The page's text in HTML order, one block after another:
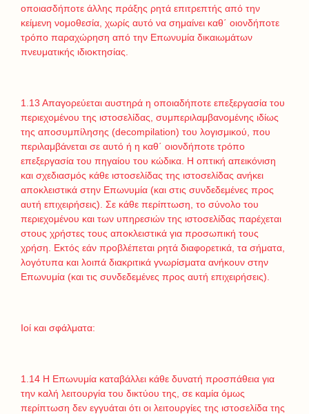
οποιασδήποτε άλλης πράξης ρητά επιτρεπτής από την
κείμενη νομοθεσία, χωρίς αυτό να σημαίνει καθ΄ οιονδήποτε
τρόπο παραχώρηση από την Επωνυμία δικαιωμάτων
πνευματικής ιδιοκτησίας.
1.13 Απαγορεύεται αυστηρά η οποιαδήποτε επεξεργασία του
περιεχομένου της ιστοσελίδας, συμπεριλαμβανομένης ιδίως
της αποσυμπίλησης (decompilation) του λογισμικού, που
περιλαμβάνεται σε αυτό ή η καθ΄ οιονδήποτε τρόπο
επεξεργασία του πηγαίου του κώδικα. Η οπτική απεικόνιση
και σχεδιασμός κάθε ιστοσελίδας της ιστοσελίδας ανήκει
αποκλειστικά στην Επωνυμία (και στις συνδεδεμένες προς
αυτή επιχειρήσεις). Σε κάθε περίπτωση, το σύνολο του
περιεχομένου και των υπηρεσιών της ιστοσελίδας παρέχεται
στους χρήστες τους αποκλειστικά για προσωπική τους
χρήση. Εκτός εάν προβλέπεται ρητά διαφορετικά, τα σήματα,
λογότυπα και λοιπά διακριτικά γνωρίσματα ανήκουν στην
Επωνυμία (και τις συνδεδεμένες προς αυτή επιχειρήσεις).
Ιοί και σφάλματα:
1.14 Η Επωνυμία καταβάλλει κάθε δυνατή προσπάθεια για
την καλή λειτουργία του δικτύου της, σε καμία όμως
περίπτωση δεν εγγυάται ότι οι λειτουργίες της ιστοσελίδα της